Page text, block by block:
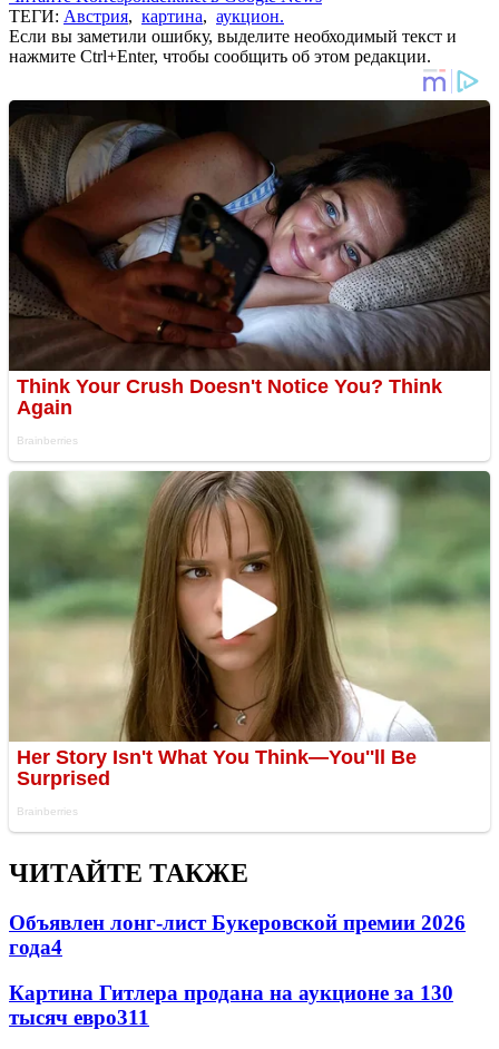
ТЕГИ: Австрия, картина, аукцион.
Если вы заметили ошибку, выделите необходимый текст и
нажмите Ctrl+Enter, чтобы сообщить об этом редакции.
ЧИТАЙТЕ ТАКЖЕ
Объявлен лонг-лист Букеровской премии 2026
года4
Картина Гитлера продана на аукционе за 130
тысяч евро311